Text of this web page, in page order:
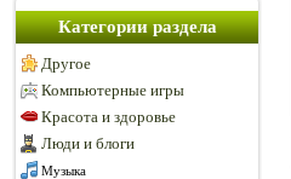
Категории раздела
Другое
Компьютерные игры
Красота и здоровье
Люди и блоги
Музыка